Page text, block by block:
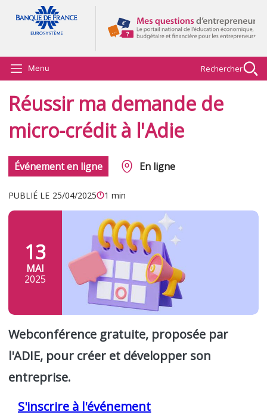
Aller au contenu principal
Menu Rechercher
Réussir ma demande de
micro-crédit à l'Adie
Événement en ligne En ligne
PUBLIÉ LE 25/04/2025 1 min
13
MAI
2025
Webconférence gratuite, proposée par
l'ADIE, pour créer et développer son
entreprise.
S'inscrire à l'événement